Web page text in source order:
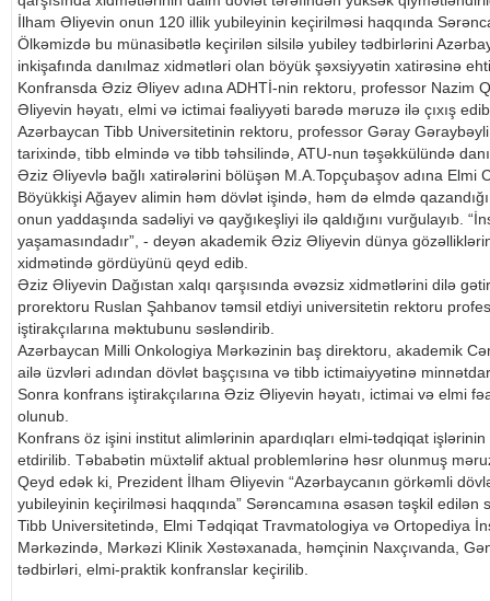
İlham Əliyevin onun 120 illik yubileyinin keçirilməsi haqqında
Ölkəmizdə bu münasibətlə keçirilən silsilə yubiley tədbirlərini
inkişafında danılmaz xidmətləri olan böyük şəxsiyyətin xatirəsinə
Konfransda Əziz Əliyev adına ADHTİ-nin rektoru, professor Nazim
Əliyevin həyatı, elmi və ictimai fəaliyyəti barədə məruzə ilə çıxış
Azərbaycan Tibb Universitetinin rektoru, professor Gəray
tarixində, tibb elmində və tibb təhsilində, ATU-nun təşəkkülündə
Əziz Əliyevlə bağlı xatirələrini bölüşən M.A.Topçubaşov adına Elmi
Böyükkişi Ağayev alimin həm dövlət işində, həm də elmdə
onun yaddaşında sadəliyi və qayğıkeşliyi ilə qaldığını vurğulayıb.
yaşamasındadır”, - deyən akademik Əziz Əliyevin dünya
xidmətində gördüyünü qeyd edib.
Əziz Əliyevin Dağıstan xalqı qarşısında əvəzsiz xidmətlərini dilə
prorektoru Ruslan Şahbanov təmsil etdiyi universitetin rektoru
iştirakçılarına məktubunu səsləndirib.
Azərbaycan Milli Onkologiya Mərkəzinin baş direktoru, akademik
ailə üzvləri adından dövlət başçısına və tibb ictimaiyyətinə
Sonra konfrans iştirakçılarına Əziz Əliyevin həyatı, ictimai və elmi
olunub.
Konfrans öz işini institut alimlərinin apardıqları elmi-tədqiqat
etdirilib. Təbabətin müxtəlif aktual problemlərinə həsr olunmuş
Qeyd edək ki, Prezident İlham Əliyevin “Azərbaycanın görkəmli
yubileyinin keçirilməsi haqqında” Sərəncamına əsasən təşkil
Tibb Universitetində, Elmi Tədqiqat Travmatologiya və Ortopediya
Mərkəzində, Mərkəzi Klinik Xəstəxanada, həmçinin Naxçıvanda,
tədbirləri, elmi-praktik konfranslar keçirilib.